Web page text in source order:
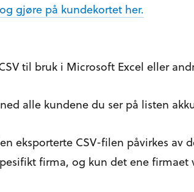
gjøre på kundekortet her.
til bruk i Microsoft Excel eller
alle kundene du ser på listen
eksporterte CSV-filen påvirkes av
firma, og kun det ene firmaet